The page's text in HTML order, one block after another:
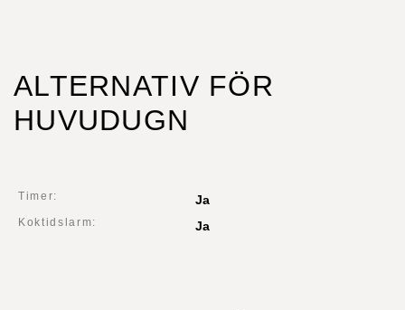
ALTERNATIV FÖR
HUVUDUGN
Timer: Ja
Koktidslarm: Ja